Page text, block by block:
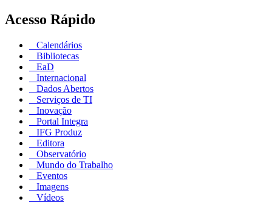
Acesso Rápido
Calendários
Bibliotecas
EaD
Internacional
Dados Abertos
Serviços de TI
Inovação
Portal Integra
IFG Produz
Editora
Observatório
Mundo do Trabalho
Eventos
Imagens
Vídeos